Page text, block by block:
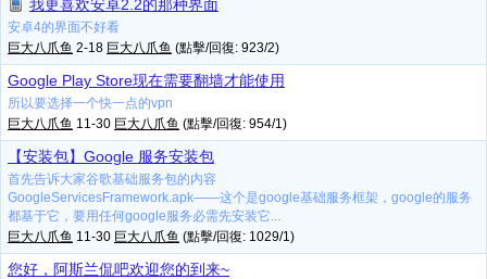
我更喜欢安卓2.2的那种界面
安卓4的界面不好看
巨大八爪鱼 2-18 巨大八爪鱼 (點擊/回復: 923/2)
Google Play Store现在需要翻墙才能使用
所以要选择一个快一点的vpn
巨大八爪鱼 11-30 巨大八爪鱼 (點擊/回復: 954/1)
【安装包】Google 服务安装包
首先告诉大家谷歌基础服务包的内容
GoogleServicesFramework.apk——这个是google基础服务框架，google的服务
都基于它，要用任何google服务必需先安装它...
巨大八爪鱼 11-30 巨大八爪鱼 (點擊/回復: 1029/1)
您好，阿斯兰侃吧欢迎您的到来~